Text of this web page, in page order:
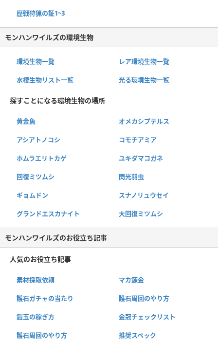
歴戦狩猟の証1~3
モンハンワイルズの環境生物
環境生物一覧 レア環境生物一覧
水棲生物リスト一覧 光る環境生物一覧
探すことになる環境生物の場所
黄金魚 オメカシプテルス
アシアトノコシ コモチアミア
ホムラエリトカゲ ユキダマコガネ
回復ミツムシ 閃光羽虫
ギョムドン スナノリュウセイ
グランドエスカナイト 大回復ミツムシ
モンハンワイルズのお役立ち記事
人気のお役立ち記事
素材採取依頼 マカ錬金
護石ガチャの当たり 護石周回のやり方
鎧玉の稼ぎ方 金冠チェックリスト
護石周回のやり方 推奨スペック